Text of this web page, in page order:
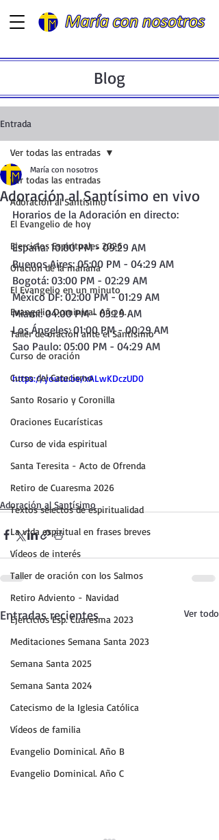
Blog
Entrada
Ver todas las entradas
Adoración al Santísimo
El Evangelio de hoy
Ejercicios Espirituales 2026
Oración de la mañana
El Evangelio en un minuto
Evangelio Dominical. Año A.
Taller de oración ante el Santísimo
Curso de oración
Curso del Catecismo
Santo Rosario y Coronilla
Oraciones Eucarísticas
Curso de vida espiritual
Santa Teresita - Acto de Ofrenda
Retiro de Cuaresma 2026
Textos selectos de espiritualidad
La vida espiritual en frases breves
Vídeos de interés
Taller de oración con los Salmos
Retiro Adviento - Navidad
Ejercicios Esp. Cuaresma 2023
Meditaciones Semana Santa 2023
Semana Santa 2025
Semana Santa 2024
Catecismo de la Iglesia Católica
Vídeos de familia
Evangelio Dominical. Año B
Evangelio Dominical. Año C
Ver todas las entradas
Adoración al Santísimo en vivo
María con nosotros
Horarios de la Adoración en directo:
España: 10:00 PM - 09:29 AM
Buenos Aires: 05:00 PM - 04:29 AM
Bogotá: 03:00 PM - 02:29 AM
México DF: 02:00 PM - 01:29 AM
Miami: 04:00 PM - 03:29 AM
Los Ángeles: 01:00 PM - 00:29 AM
Sao Paulo: 05:00 PM - 04:29 AM
https://youtu.be/xALwKDczUD0
Adoración al Santísimo
Entradas recientes Ver todo